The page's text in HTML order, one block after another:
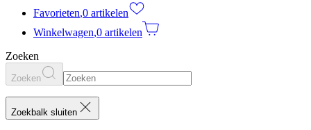
Favorieten,0 artikelen
Winkelwagen,0 artikelen
Zoeken
Zoeken
Zoekbalk sluiten